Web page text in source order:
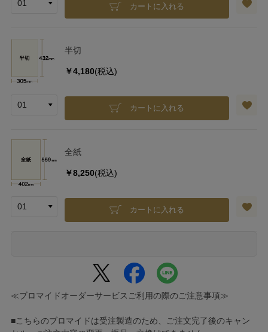
カートに入れる
半切
￥4,180(税込)
カートに入れる
全紙
￥8,250(税込)
カートに入れる
≪ブロマイドオーダーサービスご利用の際のご注意事項≫
■こちらのブロマイドは受注製造のため、ご注文完了後のキャン